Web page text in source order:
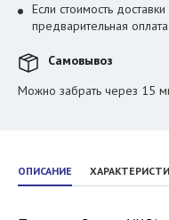
ОПИСАНИЕ
Если стоимость
предварительная оплата
Самовывоз
Можно забрать через 15